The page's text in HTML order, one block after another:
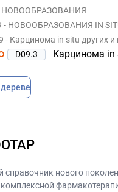
- НОВООБРАЗОВАНИЯ
- НОВООБРАЗОВАНИЯ IN
- Карцинома in situ других и
D09.3
Карцинома in situ
справочник нового